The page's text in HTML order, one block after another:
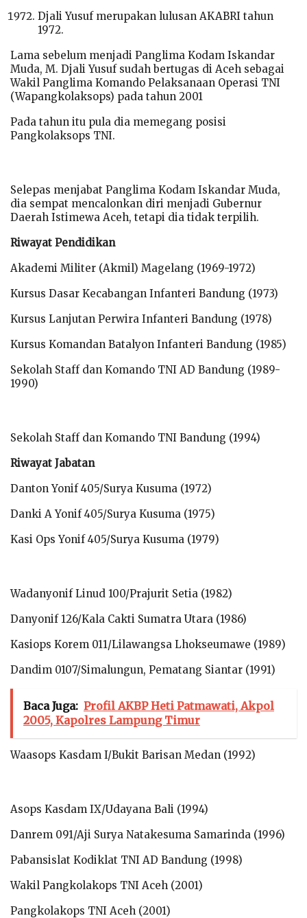
Djali Yusuf merupakan lulusan AKABRI tahun
1972.
Lama sebelum menjadi Panglima Kodam Iskandar
Muda, M. Djali Yusuf sudah bertugas di Aceh sebagai
Wakil Panglima Komando Pelaksanaan Operasi TNI
(Wapangkolaksops) pada tahun 2001
Pada tahun itu pula dia memegang posisi
Pangkolaksops TNI.
Selepas menjabat Panglima Kodam Iskandar Muda,
dia sempat mencalonkan diri menjadi Gubernur
Daerah Istimewa Aceh, tetapi dia tidak terpilih.
Riwayat Pendidikan
Akademi Militer (Akmil) Magelang (1969-1972)
Kursus Dasar Kecabangan Infanteri Bandung (1973)
Kursus Lanjutan Perwira Infanteri Bandung (1978)
Kursus Komandan Batalyon Infanteri Bandung (1985)
Sekolah Staff dan Komando TNI AD Bandung (1989-
1990)
Sekolah Staff dan Komando TNI Bandung (1994)
Riwayat Jabatan
Danton Yonif 405/Surya Kusuma (1972)
Danki A Yonif 405/Surya Kusuma (1975)
Kasi Ops Yonif 405/Surya Kusuma (1979)
Wadanyonif Linud 100/Prajurit Setia (1982)
Danyonif 126/Kala Cakti Sumatra Utara (1986)
Kasiops Korem 011/Lilawangsa Lhokseumawe (1989)
Dandim 0107/Simalungun, Pematang Siantar (1991)
Baca Juga: Profil AKBP Heti Patmawati, Akpol
2005, Kapolres Lampung Timur
Waasops Kasdam I/Bukit Barisan Medan (1992)
Asops Kasdam IX/Udayana Bali (1994)
Danrem 091/Aji Surya Natakesuma Samarinda (1996)
Pabansislat Kodiklat TNI AD Bandung (1998)
Wakil Pangkolakops TNI Aceh (2001)
Pangkolakops TNI Aceh (2001)